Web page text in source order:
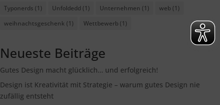
Typonerds (1) Unfoldedd (1) Unternehmen (1) web (1)
weihnachtsgeschenk (1) Wettbewerb (1)
Neueste Beiträge
Gutes Design macht glücklich… und erfolgreich!
Design ist Kreativität mit Strategie – warum gutes Design nie
zufällig entsteht